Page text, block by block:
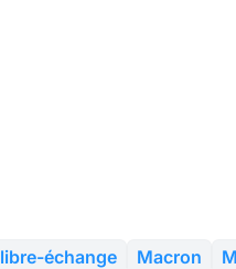
libre-échange Macron